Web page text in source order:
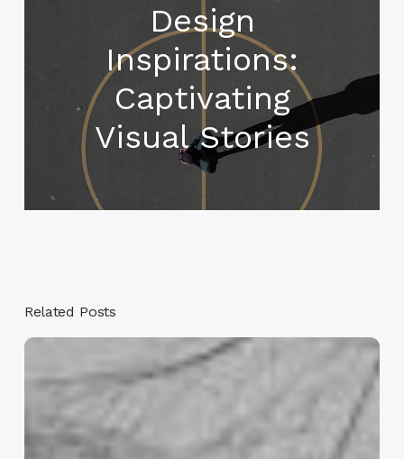
Design
Inspirations:
Captivating
Visual Stories
Related Posts
Take
Professional